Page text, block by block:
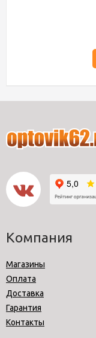
Компания
Магазины
Оплата
Доставка
Гарантия
Контакты